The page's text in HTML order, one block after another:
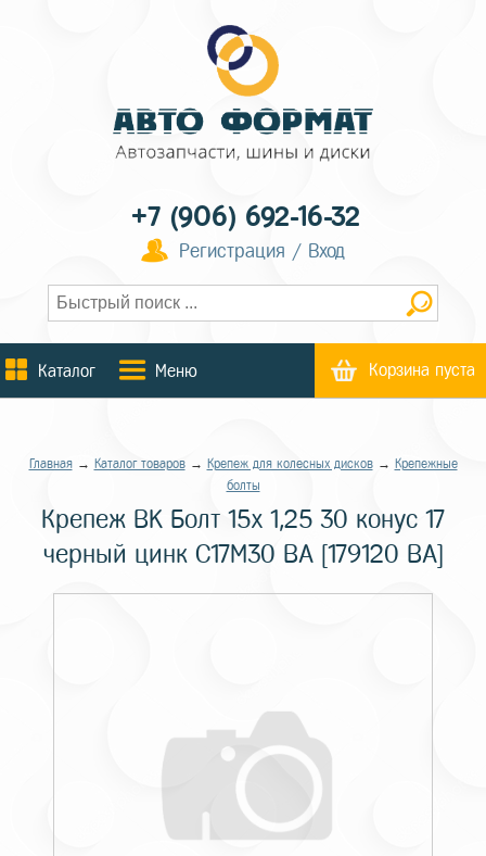
+7 (906) 692-16-32
Регистрация / Вход
Каталог Меню Корзина пуста
Главная→ Каталог товаров→ Крепеж для колесных дисков→ Крепежные
болты
Крепеж BK Болт 15x 1,25 30 конус 17
черный цинк C17M30 BA [179120 BA]